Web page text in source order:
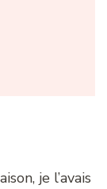
je l’avais